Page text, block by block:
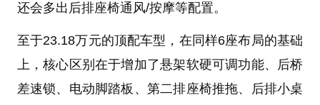
还会多出后排座椅通风/按摩等配置。
至于23.18万元的顶配车型，在同样6座布局的基础
上，核心区别在于增加了悬架软硬可调功能、后桥
差速锁、电动脚踏板、第二排座椅推拖、后排小桌